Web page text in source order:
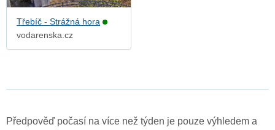
Třebíč - Strážná hora
vodarenska.cz
Předpověď počasí na více než týden je pouze výhledem a